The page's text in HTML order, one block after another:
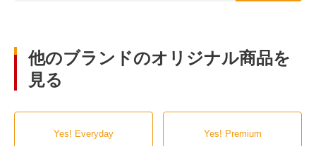
他のブランドのオリジナル商品を
見る
Yes! Everyday Yes! Premium